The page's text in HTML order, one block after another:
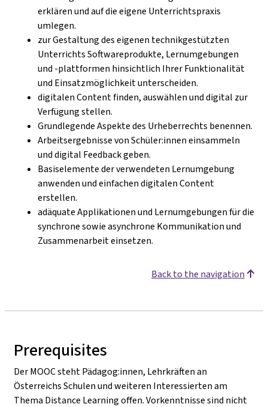
erklären und auf die eigene Unterrichtspraxis
umlegen.
zur Gestaltung des eigenen technikgestützten
Unterrichts Softwareprodukte, Lernumgebungen
und -plattformen hinsichtlich Ihrer Funktionalität
und Einsatzmöglichkeit unterscheiden.
digitalen Content finden, auswählen und digital zur
Verfügung stellen.
Grundlegende Aspekte des Urheberrechts benennen.
Arbeitsergebnisse von Schüler:innen einsammeln
und digital Feedback geben.
Basiselemente der verwendeten Lernumgebung
anwenden und einfachen digitalen Content
erstellen.
adäquate Applikationen und Lernumgebungen für die
synchrone sowie asynchrone Kommunikation und
Zusammenarbeit einsetzen.
Back to the navigation
Prerequisites
Der MOOC steht Pädagog:innen, Lehrkräften an
Österreichs Schulen und weiteren Interessierten am
Thema Distance Learning offen. Vorkenntnisse sind nicht